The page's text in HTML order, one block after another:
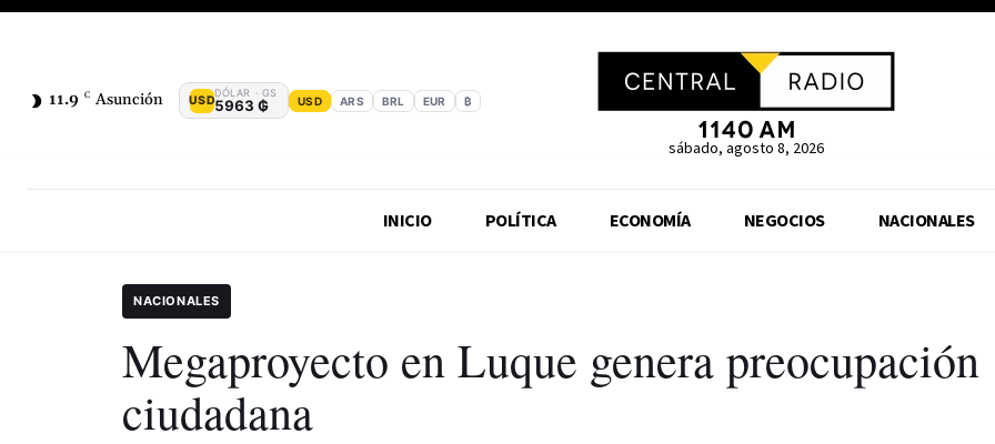
11.9 C Asunción USD
DÓLAR · GS
5963 ₲ USD ARS BRL EUR ₿
sábado, agosto 8, 2026
INICIO POLÍTICA ECONOMÍA NEGOCIOS NACIONALES
NACIONALES
Megaproyecto en Luque genera preocupación
ciudadana